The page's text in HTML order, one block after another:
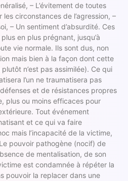
– L’évitement de toutes
circonstances de l’agression, –
– Un sentiment d’absurdité. Ces
en plus prégnant, jusqu’à
vie normale. Ils sont dus, non
mais bien à la façon dont cette
n’est pas assimilée). Ce qui
l’un ne traumatisera pas
et de résistances propres
plus ou moins efficaces pour
Tout événement
et ce qui va faire
mais l’incapacité de la victime,
pouvoir pathogène (nocif) de
de mentalisation, de son
est condamnée à répéter la
pouvoir la replacer dans une